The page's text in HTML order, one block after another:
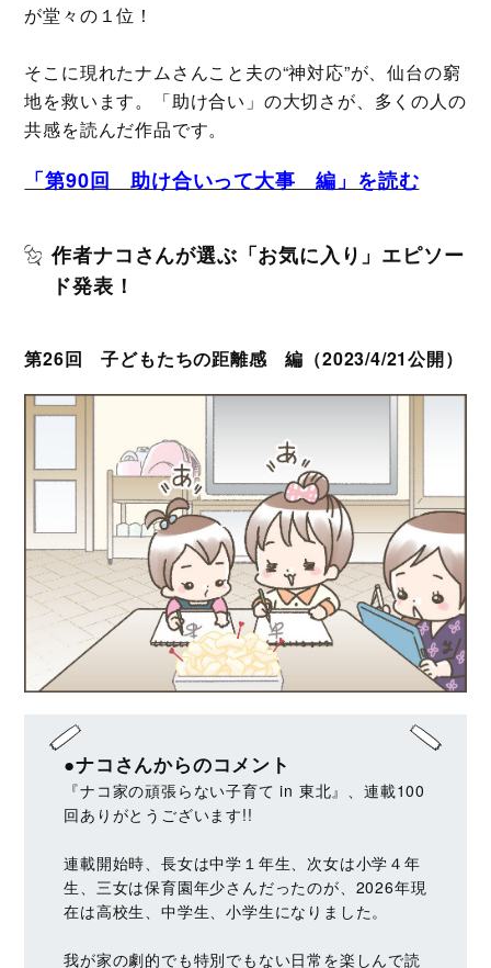
が堂々の１位！
そこに現れたナムさんこと夫の“神対応”が、仙台の窮
地を救います。「助け合い」の大切さが、多くの人の
共感を読んだ作品です。
「第90回 助け合いって大事 編」を読む
作者ナコさんが選ぶ「お気に入り」エピソー
ド発表！
第26回 子どもたちの距離感 編（2023/4/21公開）
●ナコさんからのコメント
『ナコ家の頑張らない子育て in 東北』、連載100
回ありがとうございます!!
連載開始時、長女は中学１年生、次女は小学４年
生、三女は保育園年少さんだったのが、2026年現
在は高校生、中学生、小学生になりました。
我が家の劇的でも特別でもない日常を楽しんで読